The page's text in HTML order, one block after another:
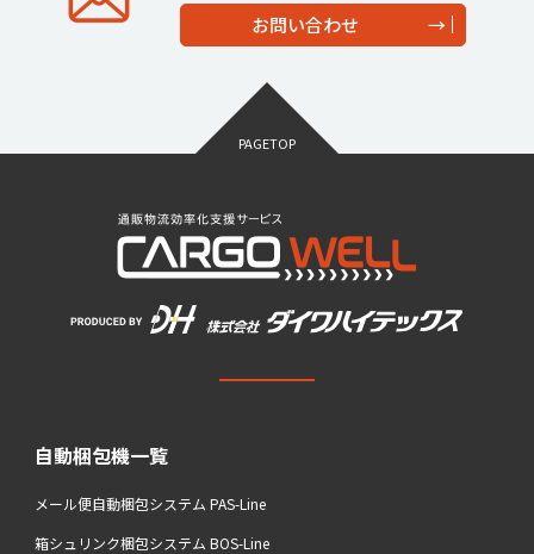
お問い合わせ
PAGETOP
自動梱包機一覧
メール便自動梱包システム PAS-Line
箱シュリンク梱包システム BOS-Line